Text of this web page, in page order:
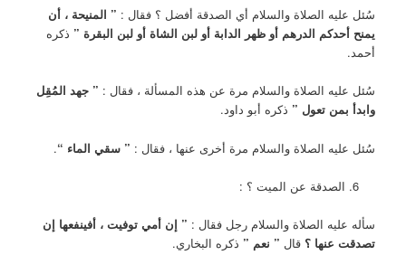
سُئل عليه الصلاة والسلام أي الصدقة أفضل ؟ فقال : ” المنيحة ، أن
يمنح أحدكم الدرهم أو ظهر الدابة أو لبن الشاة أو لبن البقرة ” ذكره
أحمد.
سُئل عليه الصلاة والسلام مرة عن هذه المسألة ، فقال : ” جهد المُقِل
وابدأ بمن تعول ” ذكره أبو داود.
سُئل عليه الصلاة والسلام مرة أخرى عنها ، فقال : ” سقي الماء “.
الصدقة عن الميت ؟ :
سأله عليه الصلاة والسلام رجل فقال : ” إن أمي توفيت ، أفينفعها إن
تصدقت عنها ؟قال ” نعم ” ذكره البخاري.